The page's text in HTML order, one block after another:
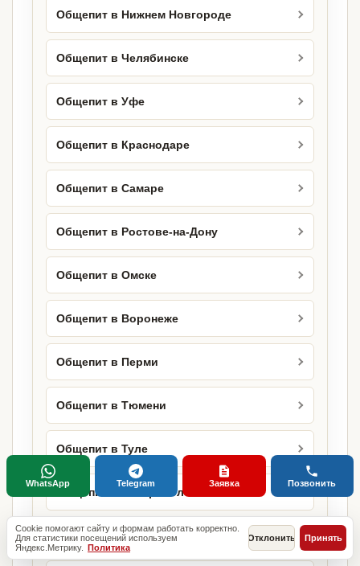
Общепит в Нижнем Новгороде
Общепит в Челябинске
Общепит в Уфе
Общепит в Краснодаре
Общепит в Самаре
Общепит в Ростове-на-Дону
Общепит в Омске
Общепит в Воронеже
Общепит в Перми
Общепит в Тюмени
Общепит в Туле
Общепит в Ставрополе
Общепит в Сочи
Cookie помогают сайту и формам работать корректно.
Для статистики посещений используем
Яндекс.Метрику. Политика
Отклонить Принять
WhatsApp Telegram Заявка Позвонить